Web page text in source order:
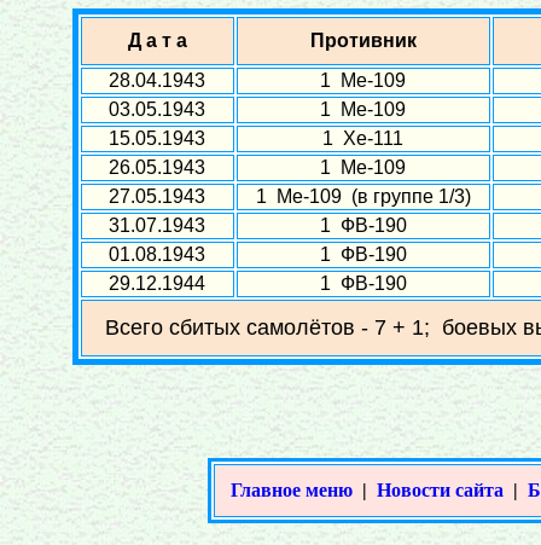
Д а т а
Противник
28.04.1943
1 Ме-109
03.05.1943
1 Ме-109
15.05.1943
1 Хе-111
26.05.1943
1 Ме-109
27.05.1943
1 Ме-109 (в группе 1/3)
31.07.1943
1 ФВ-190
01.08.1943
1 ФВ-190
29.12.1944
1 ФВ-190
Всего сбитых самолётов - 7 + 1; боевых
Главное меню | Новости сайта |